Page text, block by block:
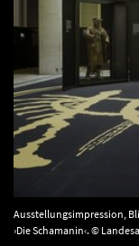
Ausstellungsimpression,
›Die Schamanin‹. ©